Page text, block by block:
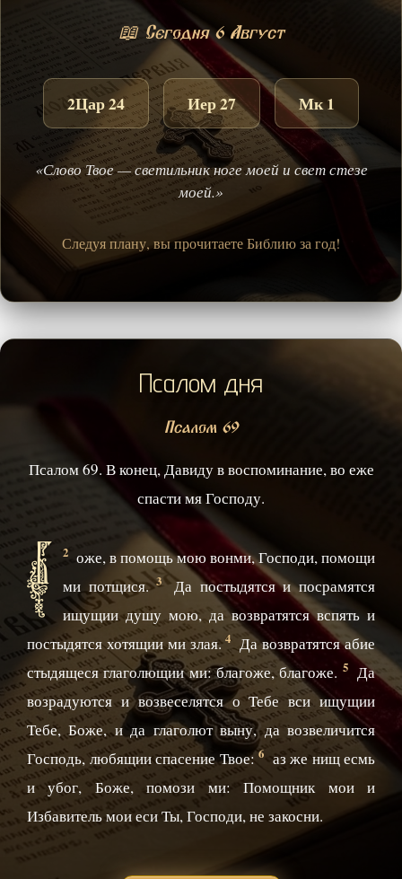
📖 Сегодня 6 Август
2Цар 24 Иер 27 Мк 1
«Слово Твое — светильник ноге моей и свет стезе
моей.»
Следуя плану, вы прочитаете Библию за год!
Псалом дня
Псалом 69
Псалом 69. В конец, Давиду в воспоминание, во еже
спасти мя Господу.
2
Б
оже, в помощь мою вонми, Господи, помощи
ми потщися.3 Да постыдятся и посрамятся
ищущии душу мою, да возвратятся вспять и
постыдятся хотящии ми злая.4
Да возвратятся абие
стыдящеся глаголющии ми: благоже, благоже. 5
Да
возрадуются и возвеселятся о Тебе вси ищущии
Тебе, Боже, и да глаголют выну, да возвеличится
Господь, любящии спасение Твое:6 аз же нищ есмь
и убог, Боже, помози ми: Помощник мои и
Избавитель мои еси Ты, Господи, не закосни.